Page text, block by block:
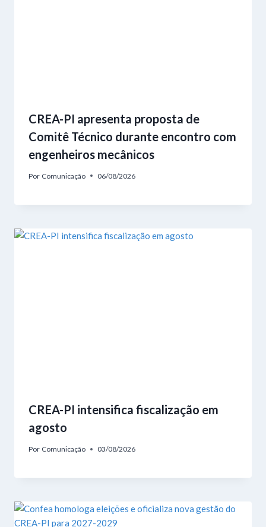
CREA-PI apresenta proposta de
Comitê Técnico durante encontro com
engenheiros mecânicos
Por Comunicação 06/08/2026
CREA-PI intensifica fiscalização em
agosto
Por Comunicação 03/08/2026